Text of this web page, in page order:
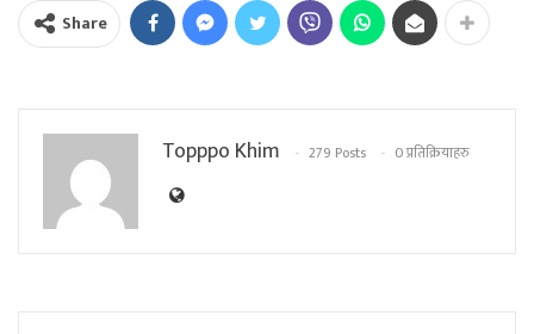
Share
Topppo Khim 279 Posts 0 प्रतिक्रियाहरु